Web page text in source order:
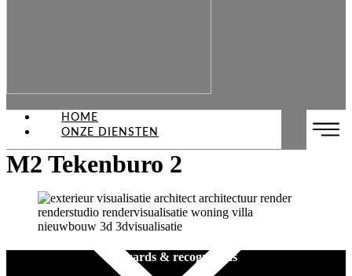
HOME
ONZE DIENSTEN
M2 Tekenburo 2
Awards & recognitions